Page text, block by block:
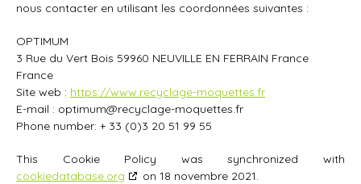
nous contacter en utilisant les coordonnées suivantes :
OPTIMUM
3 Rue du Vert Bois 59960 NEUVILLE EN FERRAIN France
France
Site web : https://www.recyclage-moquettes.fr
E-mail : optimum@recyclage-moquettes.fr
Phone number: + 33 (0)3 20 51 99 55
This Cookie Policy was synchronized with
cookiedatabase.org
on 18 novembre 2021.